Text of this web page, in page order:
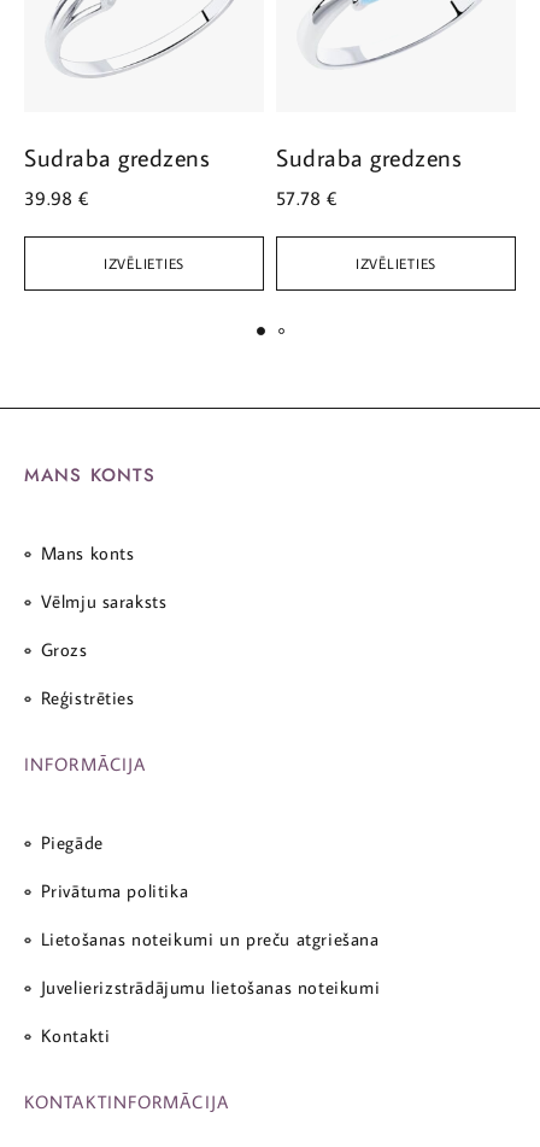
IZVĒLIETIES
Sudraba gredzens
39.98 €
IZVĒLIETIES
Sudraba gredzens
57.78 €
MANS KONTS
Mans konts
Vēlmju saraksts
Grozs
Reģistrēties
INFORMĀCIJA
Piegāde
Privātuma politika
Lietošanas noteikumi un preču atgriešana
Juvelierizstrādājumu lietošanas noteikumi
Kontakti
KONTAKTINFORMĀCIJA